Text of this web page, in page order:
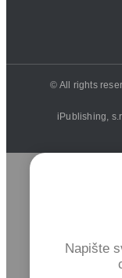
© All rights
iPublishing,
Napište